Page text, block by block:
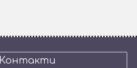
Контакти